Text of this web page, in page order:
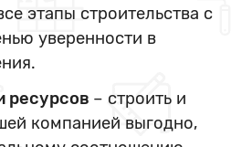
этапы строительства с
уверенности в
ресурсов – строить и
компанией выгодно,